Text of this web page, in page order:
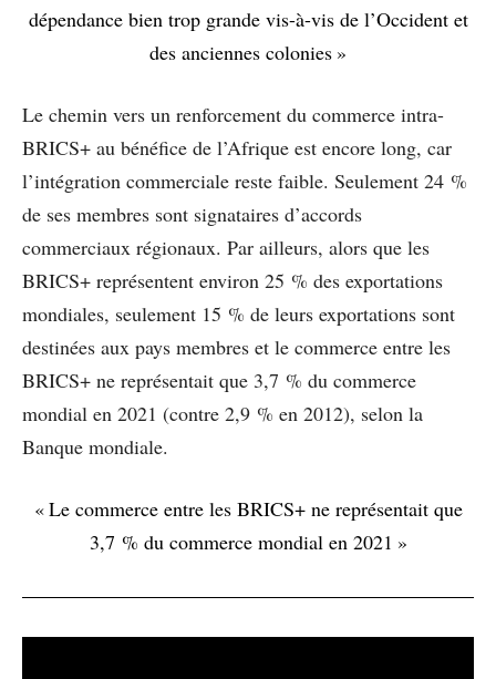
dépendance bien trop grande vis-à-vis de l’Occident et
des anciennes colonies »
Le chemin vers un renforcement du commerce intra-
BRICS+ au bénéfice de l’Afrique est encore long, car
l’intégration commerciale reste faible. Seulement 24 %
de ses membres sont signataires d’accords
commerciaux régionaux. Par ailleurs, alors que les
BRICS+ représentent environ 25 % des exportations
mondiales, seulement 15 % de leurs exportations sont
destinées aux pays membres et le commerce entre les
BRICS+ ne représentait que 3,7 % du commerce
mondial en 2021 (contre 2,9 % en 2012), selon la
Banque mondiale.
« Le commerce entre les BRICS+ ne représentait que
3,7 % du commerce mondial en 2021 »